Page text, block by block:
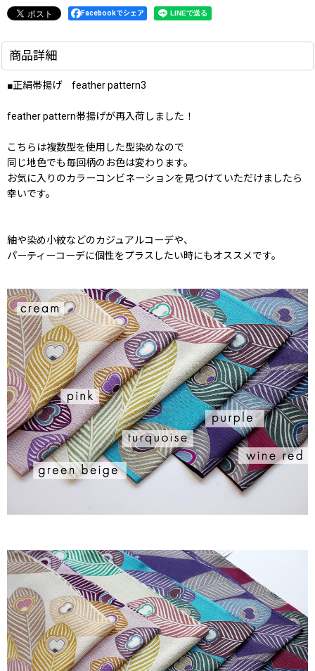
Facebookでシェア
商品詳細
■正絹帯揚げ feather pattern3
feather pattern帯揚げが再入荷しました！
こちらは複数型を使用した型染めなので
同じ地色でも毎回柄のお色は変わります。
お気に入りのカラーコンビネーションを見つけていただけましたら
幸いです。
紬や染め小紋などのカジュアルコーデや、
パーティーコーデに個性をプラスしたい時にもオススメです。